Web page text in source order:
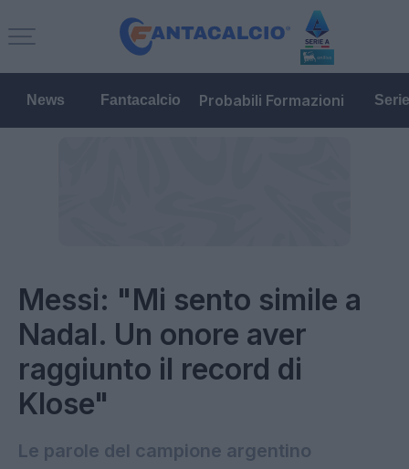
News Fantacalcio Probabili Formazioni
Messi: "Mi sento simile a
Nadal. Un onore aver
raggiunto il record di
Klose"
Le parole del campione argentino